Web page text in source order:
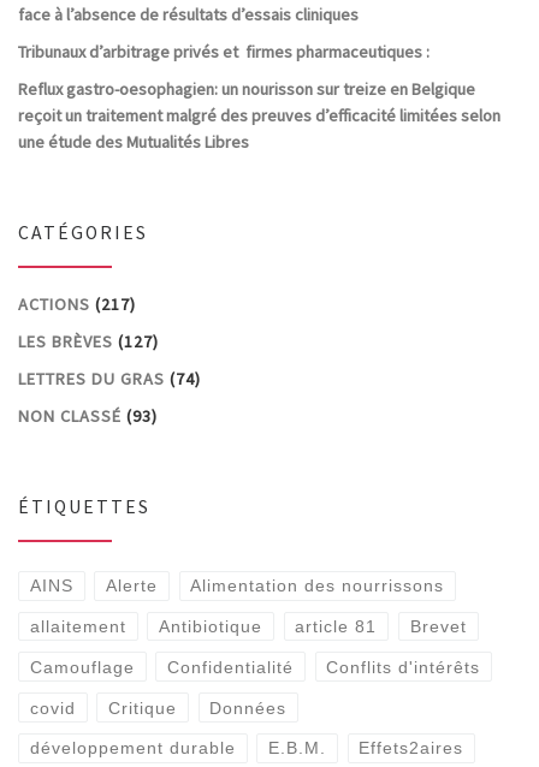
face à l’absence de résultats d’essais cliniques
Tribunaux d’arbitrage privés et firmes pharmaceutiques :
Reflux gastro-oesophagien: un nourisson sur treize en Belgique
reçoit un traitement malgré des preuves d’efficacité limitées selon
une étude des Mutualités Libres
CATÉGORIES
ACTIONS (217)
LES BRÈVES (127)
LETTRES DU GRAS (74)
NON CLASSÉ (93)
ÉTIQUETTES
AINS Alerte Alimentation des nourrissons
allaitement Antibiotique article 81 Brevet
Camouflage Confidentialité Conflits d'intérêts
covid Critique Données
développement durable E.B.M. Effets2aires